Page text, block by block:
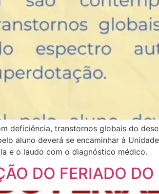
deficiência, transtornos globais do
aluno deverá se encaminhar à
e o laudo com o diagnóstico médico.
DO FERIADO